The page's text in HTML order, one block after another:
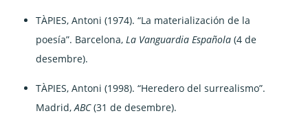
TÀPIES, Antoni (1974). “La materialización de la
poesía”. Barcelona,La Vanguardia Española (4 de
desembre).
TÀPIES, Antoni (1998). “Heredero del surrealismo”.
Madrid,ABC(31 de desembre).